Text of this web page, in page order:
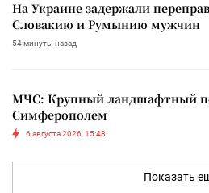
На Украине задержали
Словакию и Румынию мужчин
54 минуты назад
МЧС: Крупный ландшафтный
Симферополем
6 августа 2026, 15:48
Показать